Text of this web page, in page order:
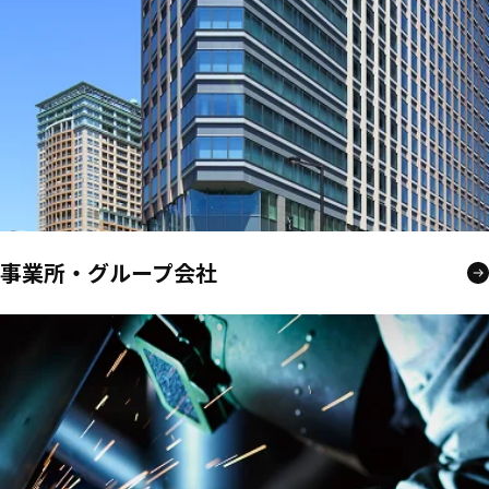
事業所・グループ会社